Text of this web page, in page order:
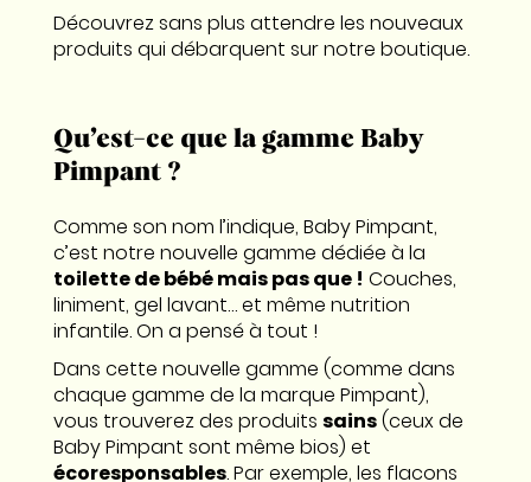
Découvrez sans plus attendre les nouveaux
produits qui débarquent sur notre boutique.
Qu’est-ce que la gamme Baby
Pimpant ?
Comme son nom l’indique, Baby Pimpant,
c’est notre nouvelle gamme dédiée à la
toilette de bébé mais pas que ! Couches,
liniment, gel lavant… et même nutrition
infantile. On a pensé à tout !
Dans cette nouvelle gamme (comme dans
chaque gamme de la marque Pimpant),
vous trouverez des produits sains(ceux de
Baby Pimpant sont même bios) et
écoresponsables. Par exemple, les flacons